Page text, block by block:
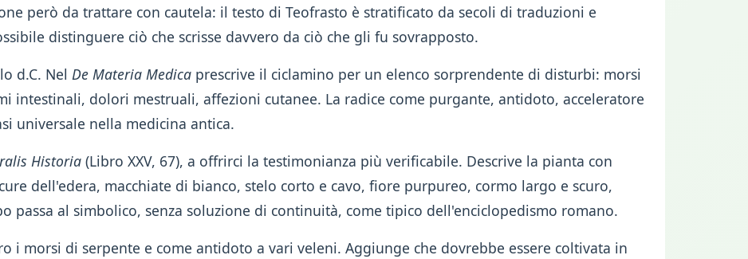
però da trattare con cautela: il testo di Teofrasto è stratificato da secoli di traduzioni e
distinguere ciò che scrisse davvero da ciò che gli fu sovrapposto.
d.C. Nel De Materia Medica prescrive il ciclamino per un elenco sorprendente di disturbi: morsi
intestinali, dolori mestruali, affezioni cutanee. La radice come purgante, antidoto, acceleratore
universale nella medicina antica.
Historia (Libro XXV, 67), a offrirci la testimonianza più verificabile. Descrive la pianta con
dell'edera, macchiate di bianco, stelo corto e cavo, fiore purpureo, cormo largo e scuro,
passa al simbolico, senza soluzione di continuità, come tipico dell'enciclopedismo romano.
i morsi di serpente e come antidoto a vari veleni. Aggiunge che dovrebbe essere coltivata in